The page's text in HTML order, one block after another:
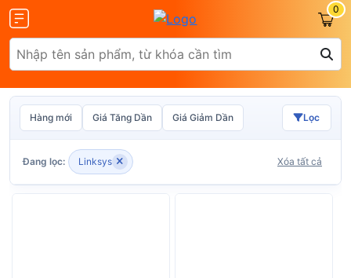
0
ZTE
Hàng mới Giá Tăng Dần Giá Giảm Dần Lọc
Đang lọc: Linksys Xóa tất cả